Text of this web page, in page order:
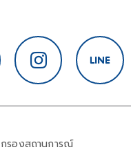
กรองสถานการณ์